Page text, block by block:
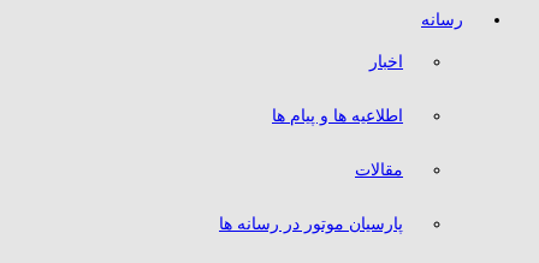
رسانه
اخبار
اطلاعیه ها و پیام ها
مقالات
پارسیان موتور در رسانه ها